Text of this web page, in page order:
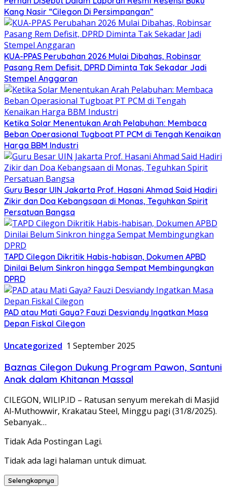
Kang Nasir “Cilegon Di Persimpangan”
KUA-PPAS Perubahan 2026 Mulai Dibahas, Robinsar
Pasang Rem Defisit, DPRD Diminta Tak Sekadar Jadi
Stempel Anggaran
Ketika Solar Menentukan Arah Pelabuhan: Membaca
Beban Operasional Tugboat PT PCM di Tengah Kenaikan
Harga BBM Industri
Guru Besar UIN Jakarta Prof. Hasani Ahmad Said Hadiri
Zikir dan Doa Kebangsaan di Monas, Teguhkan Spirit
Persatuan Bangsa
TAPD Cilegon Dikritik Habis-habisan, Dokumen APBD
Dinilai Belum Sinkron hingga Sempat Membingungkan
DPRD
PAD atau Mati Gaya? Fauzi Desviandy Ingatkan Masa
Depan Fiskal Cilegon
Uncategorized 1 September 2025
Baznas Cilegon Dukung Program Pawon, Santuni
Anak dalam Khitanan Massal
CILEGON, WILIP.ID – Ratusan senyum merekah di Masjid
Al-Muthowwir, Krakatau Steel, Minggu pagi (31/8/2025).
Sebanyak…
Tidak Ada Postingan Lagi.
Tidak ada lagi halaman untuk dimuat.
Selengkapnya